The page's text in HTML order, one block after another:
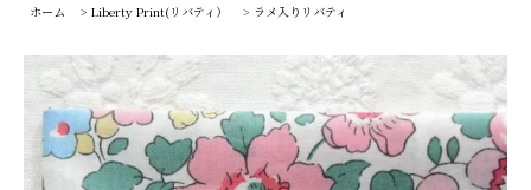
ホーム
> Liberty Print(リバティ） > ラメ入りリバティ